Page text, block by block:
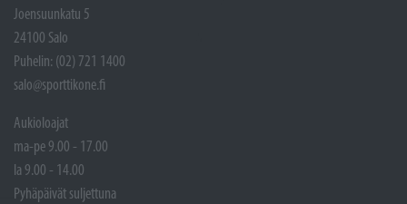
Joensuunkatu 5
24100 Salo
Puhelin: (02) 721 1400
salo@sporttikone.fi
Aukioloajat
ma-pe 9.00 - 17.00
la 9.00 - 14.00
Pyhäpäivät suljettuna